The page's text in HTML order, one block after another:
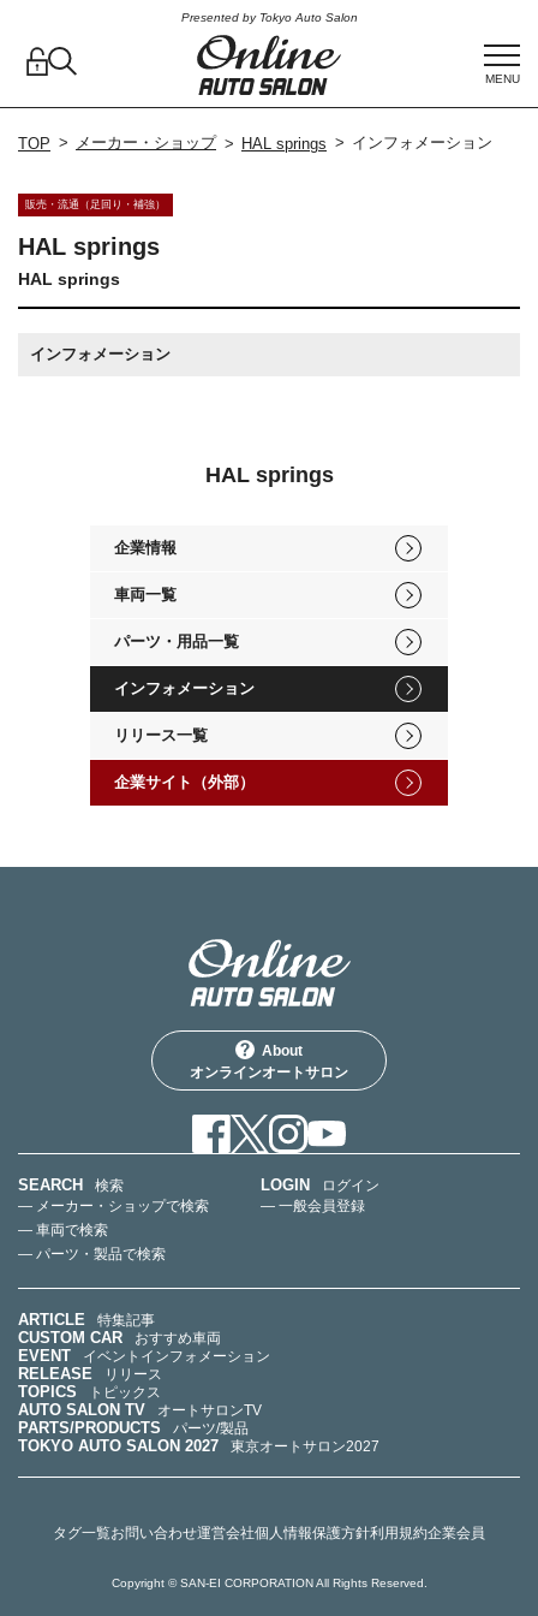
Presented by Tokyo Auto Salon
MENU
TOP メーカー・ショップ HAL springs インフォメーション
販売・流通（足回り・補強）
HAL springs
HAL springs
インフォメーション
HAL springs
企業情報
車両一覧
パーツ・用品一覧
インフォメーション
リリース一覧
企業サイト（外部）
About
オンラインオートサロン
SEARCH
検索
— メーカー・ショップで検索
— 車両で検索
— パーツ・製品で検索
LOGIN
ログイン
— 一般会員登録
ARTICLE 特集記事
CUSTOM CAR おすすめ車両
EVENT イベントインフォメーション
RELEASE リリース
TOPICS トピックス
AUTO SALON TV オートサロンTV
PARTS/PRODUCTS パーツ/製品
TOKYO AUTO SALON 2027 東京オートサロン2027
タグ一覧お問い合わせ運営会社個人情報保護方針利用規約企業会員
Copyright © SAN-EI CORPORATION All Rights Reserved.